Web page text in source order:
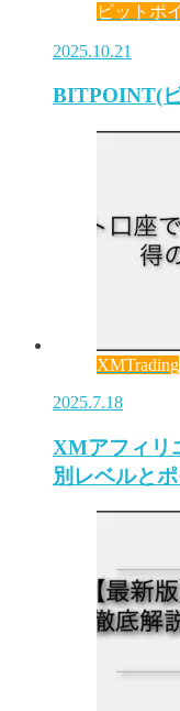
ビットポ
2025.10.21
BITPOINT(
XMTrading
2025.7.18
XMアフィリ
別レベルと